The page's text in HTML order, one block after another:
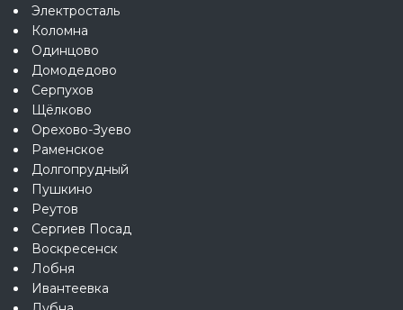
Электросталь
Коломна
Одинцово
Домодедово
Серпухов
Щёлково
Орехово-Зуево
Раменское
Долгопрудный
Пушкино
Реутов
Сергиев Посад
Воскресенск
Лобня
Ивантеевка